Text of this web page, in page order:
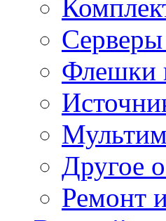
Серверы
Флешки
Другое
Ремонт